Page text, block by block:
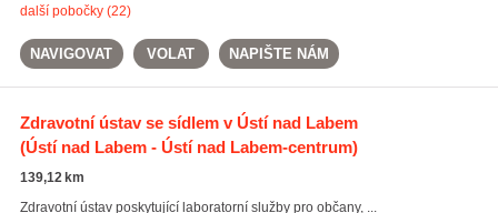
další pobočky (22)
NAVIGOVAT VOLAT NAPIŠTE NÁM
Zdravotní ústav se sídlem v Ústí nad Labem
(Ústí nad Labem - Ústí nad Labem-centrum)
139,12 km
Zdravotní ústav poskytující laboratorní služby pro občany, ...